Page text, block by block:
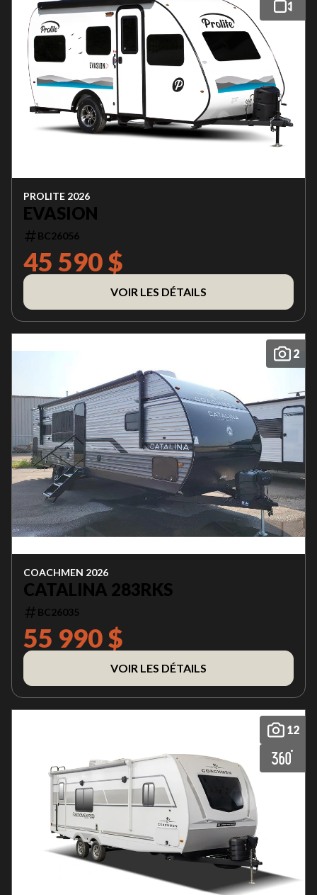
PROLITE 2026
EVASION
BC26056
45 590 $
VOIR LES DÉTAILS
2
COACHMEN 2026
CATALINA 283RKS
BC26035
55 990 $
VOIR LES DÉTAILS
12